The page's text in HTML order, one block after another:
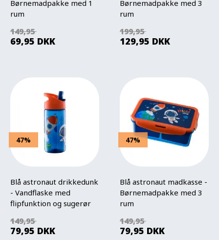
Børnemadpakke med 1
rum
149,95
69,95 DKK
Børnemadpakke med 3
rum
199,95
129,95 DKK
47%
Blå astronaut drikkedunk
- Vandflaske med
flipfunktion og sugerør
149,95
79,95 DKK
47%
Blå astronaut madkasse -
Børnemadpakke med 3
rum
149,95
79,95 DKK